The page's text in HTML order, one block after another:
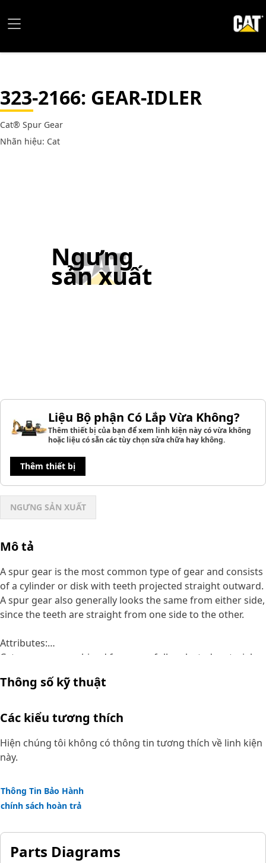
323-2166: GEAR-IDLER
Cat® Spur Gear
Nhãn hiệu: Cat
Ngưng
sản xuất
Liệu Bộ phận Có Lắp Vừa Không?
Thêm thiết bị của bạn để xem linh kiện này có vừa không
hoặc liệu có sẵn các tùy chọn sửa chữa hay không.
Thêm thiết bị
NGƯNG SẢN XUẤT
Mô tả
A spur gear is the most common type of gear and consists
of a cylinder or disk with teeth projected straight outward.
A spur gear also generally looks the same from either side,
since the teeth are straight from one side to the other.
Attributes:
Cat gears are machined from carefully selected materials
encountered in Cat machines. They are manufactured
processes — including case carburizing, nitriding, and
induction hardening. Cat gears have the industry's highest
power density, or the amount of power a gear can
transmit relative to its size and are designed with
and keep your overall machine operating costs down.
Thông số kỹ thuật
Các kiểu tương thích
Hiện chúng tôi không có thông tin tương thích về linh kiện
này.
Thông Tin Bảo Hành
chính sách hoàn trả
Parts Diagrams